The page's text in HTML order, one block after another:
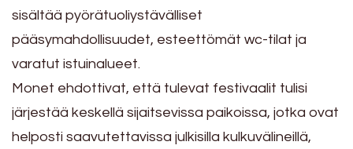
sisältää pyörätuoliystävälliset
pääsymahdollisuudet, esteettömät wc-tilat ja
varatut istuinalueet.
Monet ehdottivat, että tulevat festivaalit tulisi
järjestää keskellä sijaitsevissa paikoissa, jotka ovat
helposti saavutettavissa julkisilla kulkuvälineillä,